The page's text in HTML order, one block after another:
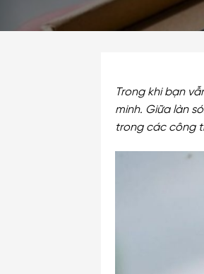
Trong khi bạn
minh. Giữa làn
trong các công